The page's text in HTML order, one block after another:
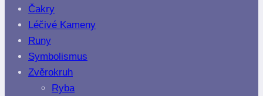
Čakry
Léčivé Kameny
Runy
Symbolismus
Zvěrokruh
Ryba